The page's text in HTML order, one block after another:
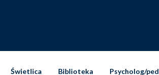
Świetlica Biblioteka Psycholog/